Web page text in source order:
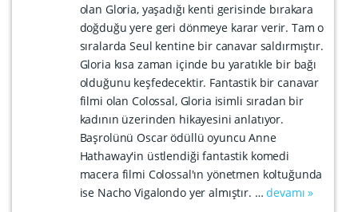
olan Gloria, yaşadığı kenti gerisinde bırakara
doğduğu yere geri dönmeye karar verir. Tam o
sıralarda Seul kentine bir canavar saldırmıştır.
Gloria kısa zaman içinde bu yaratıkle bir bağı
olduğunu keşfedecektir. Fantastik bir canavar
filmi olan Colossal, Gloria isimli sıradan bir
kadının üzerinden hikayesini anlatıyor.
Başrolünü Oscar ödüllü oyuncu Anne
Hathaway'in üstlendiği fantastik komedi
macera filmi Colossal'ın yönetmen koltuğunda
ise Nacho Vigalondo yer almıştır. …devamı »